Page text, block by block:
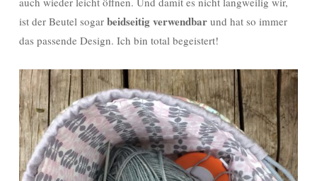
ist der Beutel sogar beidseitig verwendbar und hat so immer
das passende Design. Ich bin total begeistert!